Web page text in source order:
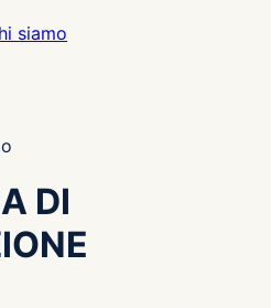
siamo
DI